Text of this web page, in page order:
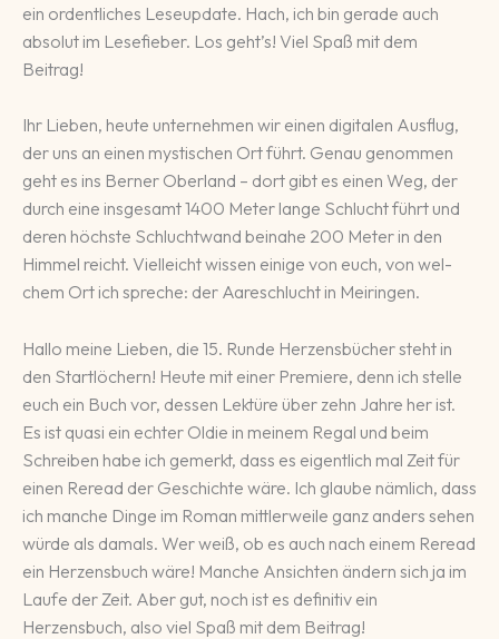
ein ordentliches Leseupdate. Hach, ich bin gerade auch
absolut im Lesefieber. Los geht’s! Viel Spaß mit dem
Beitrag!
Ihr Lieben, heute unter­neh­men wir einen di­gi­ta­len Aus­flug,
der uns an einen mys­ti­schen Ort führt. Ge­nau ge­nommen
geht es ins Ber­ner Ober­land – dort gibt es einen Weg, der
durch eine ins­ge­samt 1400 Meter lange Schlucht führt und
deren höchste Schlucht­wand bei­nahe 200 Meter in den
Himmel reicht. Vielleicht wissen eini­ge von euch, von wel­
chem Ort ich spreche: der Aare­schlucht in Mei­ringen.
Hallo meine Lieben, die 15. Runde Herzensbücher steht in
den Startlöchern! Heute mit einer Premiere, denn ich stelle
euch ein Buch vor, dessen Lektüre über zehn Jahre her ist.
Es ist quasi ein echter Oldie in meinem Regal und beim
Schreiben habe ich gemerkt, dass es eigentlich mal Zeit für
einen Reread der Geschichte wäre. Ich glaube nämlich, dass
ich manche Dinge im Roman mittlerweile ganz anders sehen
würde als damals. Wer weiß, ob es auch nach einem Reread
ein Herzensbuch wäre! Manche Ansichten ändern sich ja im
Laufe der Zeit. Aber gut, noch ist es definitiv ein
Herzensbuch, also viel Spaß mit dem Beitrag!